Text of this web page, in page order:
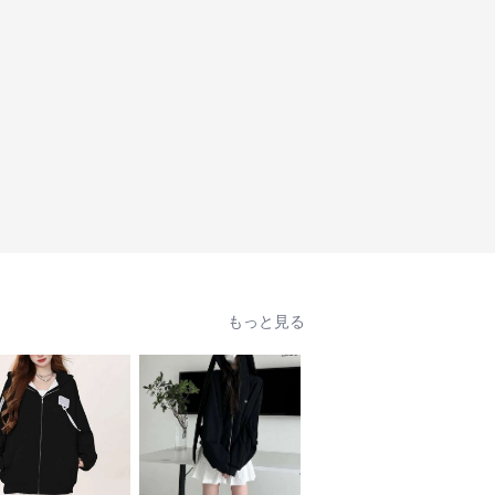
もっと見る